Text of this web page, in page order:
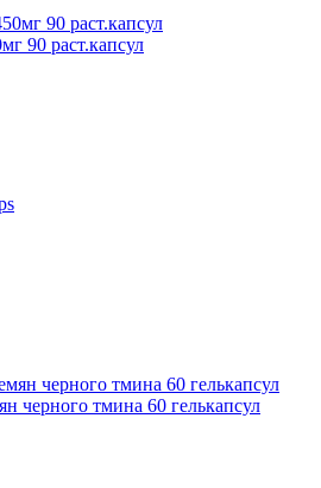
90 раст.капсул
черного тмина 60 гелькапсул